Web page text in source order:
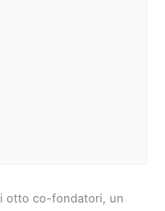
otto co-fondatori, un